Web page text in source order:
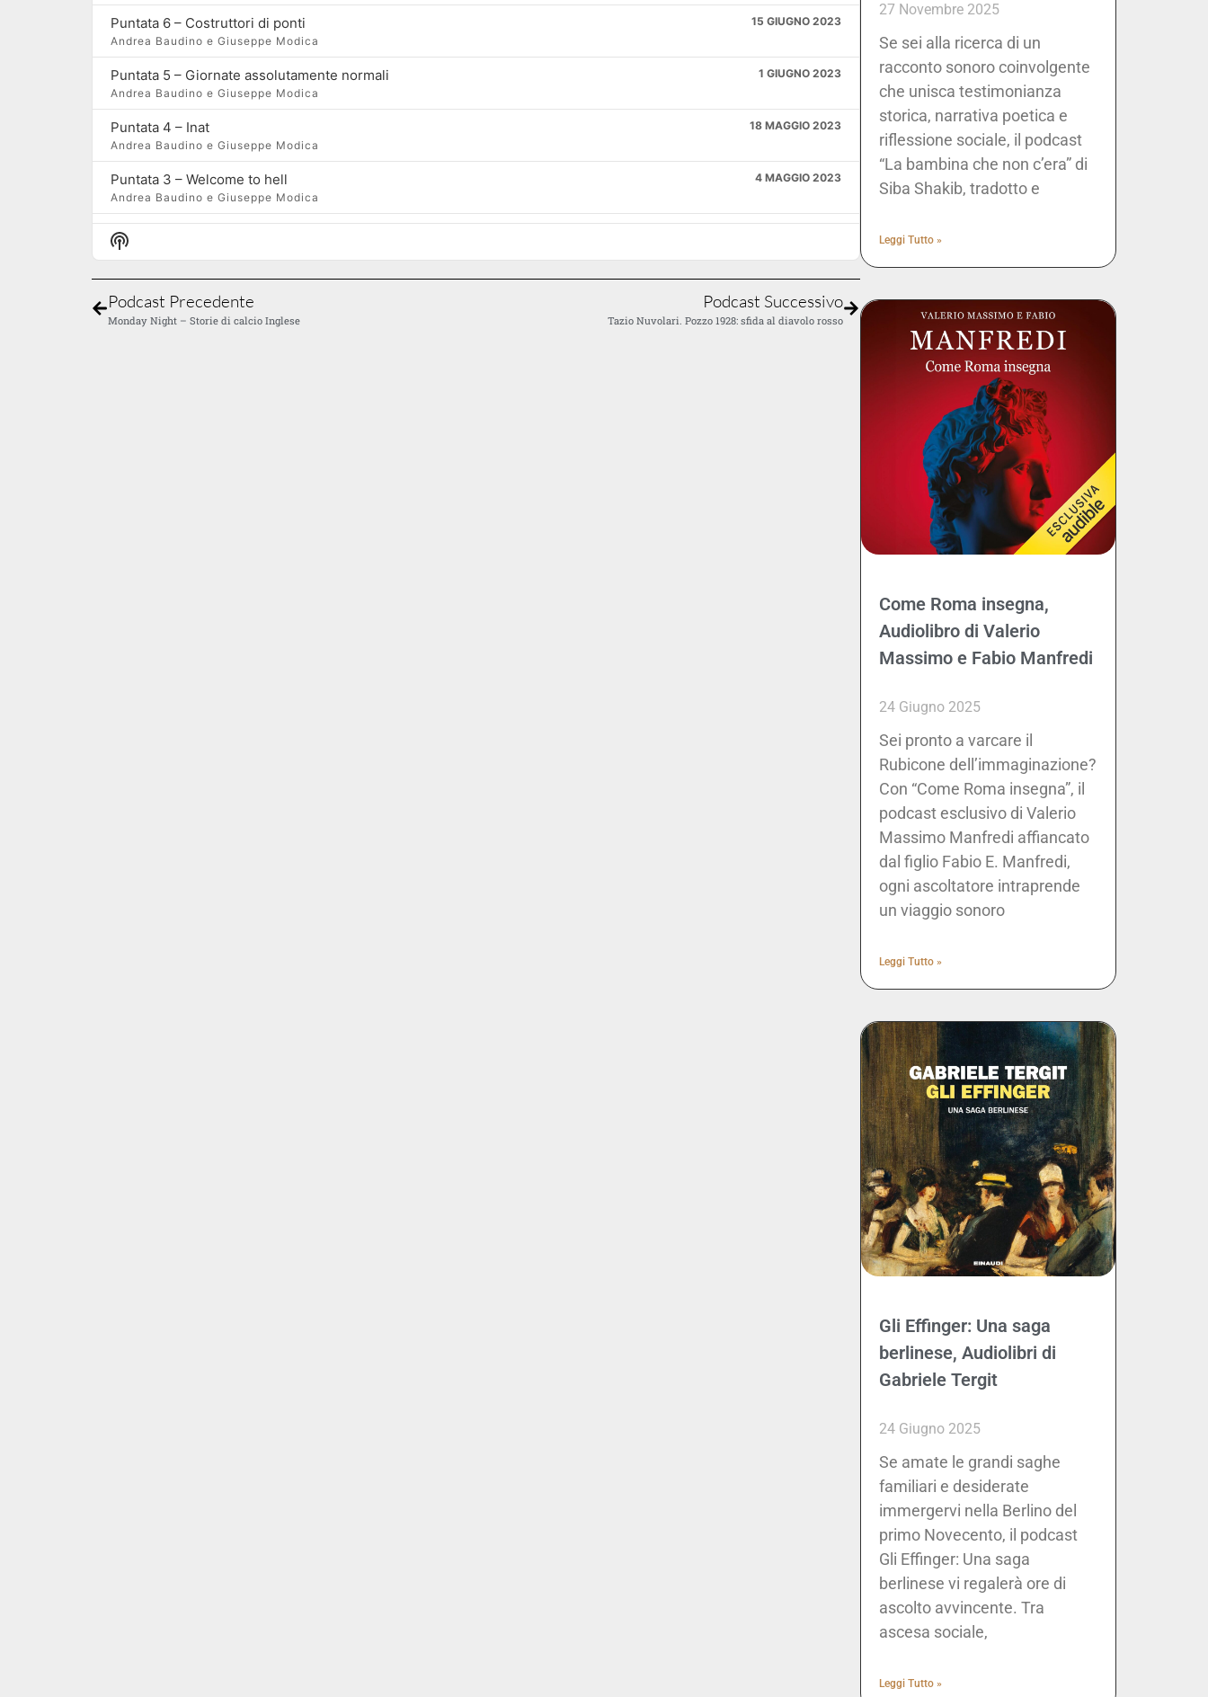
Puntata 6 – Costruttori di ponti
15 GIUGNO 2023
Andrea Baudino e Giuseppe Modica
Puntata 5 – Giornate assolutamente normali
1 GIUGNO 2023
Andrea Baudino e Giuseppe Modica
Puntata 4 – Inat
18 MAGGIO 2023
Andrea Baudino e Giuseppe Modica
Puntata 3 – Welcome to hell
4 MAGGIO 2023
Andrea Baudino e Giuseppe Modica
Puntata 2 – Lo spirito di Sarajevo
Andrea Baudino e Giuseppe Modica
Puntata 1 – La fine della Jugoslavia
5 APRILE 2023
Andrea Baudino e Giuseppe Modica
Show Podcast Information
Podcast Precedente
Monday Night – Storie di calcio Inglese
Podcast Successivo
Tazio Nuvolari. Pozzo 1928: sfida al diavolo rosso
27 Novembre 2025
Se sei alla ricerca di un
racconto sonoro coinvolgente
che unisca testimonianza
storica, narrativa poetica e
riflessione sociale, il podcast
“La bambina che non c’era” di
Siba Shakib, tradotto e
Leggi Tutto »
Come Roma insegna,
Audiolibro di Valerio
Massimo e Fabio Manfredi
24 Giugno 2025
Sei pronto a varcare il
Rubicone dell’immaginazione?
Con “Come Roma insegna”, il
podcast esclusivo di Valerio
Massimo Manfredi affiancato
dal figlio Fabio E. Manfredi,
ogni ascoltatore intraprende
un viaggio sonoro
Leggi Tutto »
Gli Effinger: Una saga
berlinese, Audiolibri di
Gabriele Tergit
24 Giugno 2025
Se amate le grandi saghe
familiari e desiderate
immergervi nella Berlino del
primo Novecento, il podcast
Gli Effinger: Una saga
berlinese vi regalerà ore di
ascolto avvincente. Tra
ascesa sociale,
Leggi Tutto »